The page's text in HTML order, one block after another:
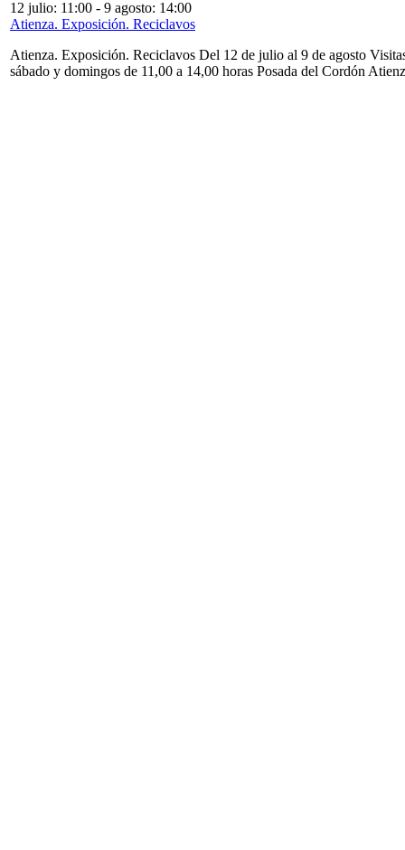
12 julio: 11:00 - 9 agosto: 14:00
Atienza. Exposición. Reciclavos
Atienza. Exposición. Reciclavos Del 12 de julio al 9 de agosto
sábado y domingos de 11,00 a 14,00 horas Posada del Cordón